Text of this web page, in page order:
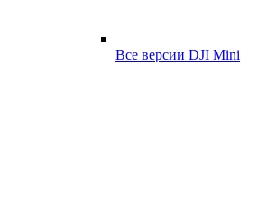
Все версии DJI Mini